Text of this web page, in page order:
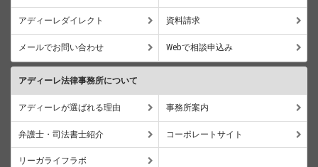
アディーレダイレクト 資料請求
メールでお問い合わせ Webで相談申込み
アディーレ法律事務所について
アディーレが選ばれる理由 事務所案内
弁護士・司法書士紹介 コーポレートサイト
リーガライフラボ